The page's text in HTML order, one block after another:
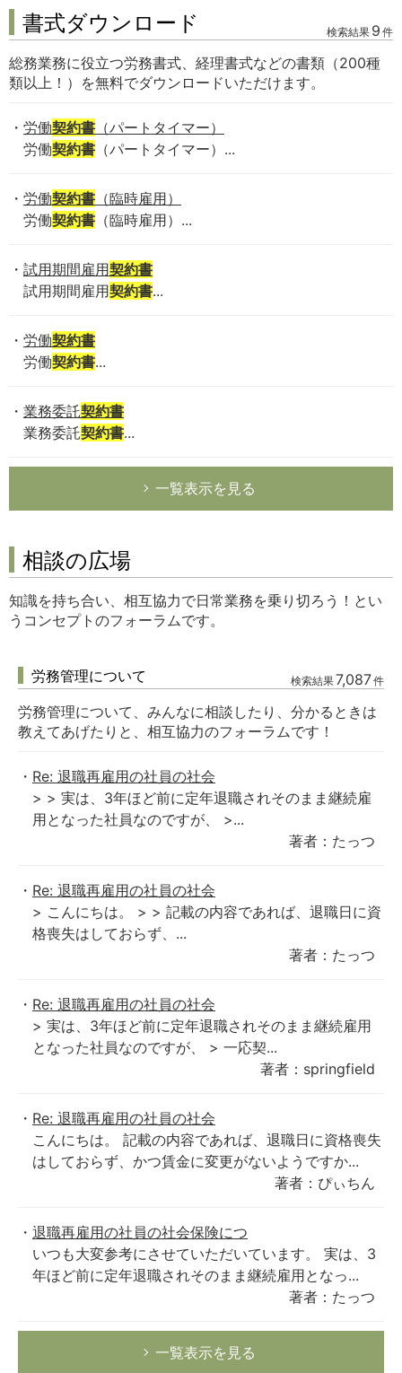
書式ダウンロード 検索結果 9 件
総務業務に役立つ労務書式、経理書式などの書類（200種
類以上！）を無料でダウンロードいただけます。
労働契約書 （パートタイマー）
労働契約書 （パートタイマー）...
労働契約書 （臨時雇用）
労働契約書 （臨時雇用）...
試用期間雇用契約書
試用期間雇用契約書...
労働契約書
労働契約書...
業務委託契約書
業務委託契約書...
一覧表示を見る
相談の広場
知識を持ち合い、相互協力で日常業務を乗り切ろう！とい
うコンセプトのフォーラムです。
労務管理について 検索結果7,087件
労務管理について、みんなに相談したり、分かるときは
教えてあげたりと、相互協力のフォーラムです！
Re: 退職再雇用の社員の社会
> > 実は、3年ほど前に定年退職されそのまま継続雇
用となった社員なのですが、 >...
著者：たっつ
Re: 退職再雇用の社員の社会
> こんにちは。 > > 記載の内容であれば、退職日に資
格喪失はしておらず、...
著者：たっつ
Re: 退職再雇用の社員の社会
> 実は、3年ほど前に定年退職されそのまま継続雇用
となった社員なのですが、 > 一応契...
著者：springfield
Re: 退職再雇用の社員の社会
こんにちは。 記載の内容であれば、退職日に資格喪失
はしておらず、かつ賃金に変更がないようですか...
著者：ぴぃちん
退職再雇用の社員の社会保険につ
いつも大変参考にさせていただいています。 実は、3
年ほど前に定年退職されそのまま継続雇用となっ...
著者：たっつ
一覧表示を見る